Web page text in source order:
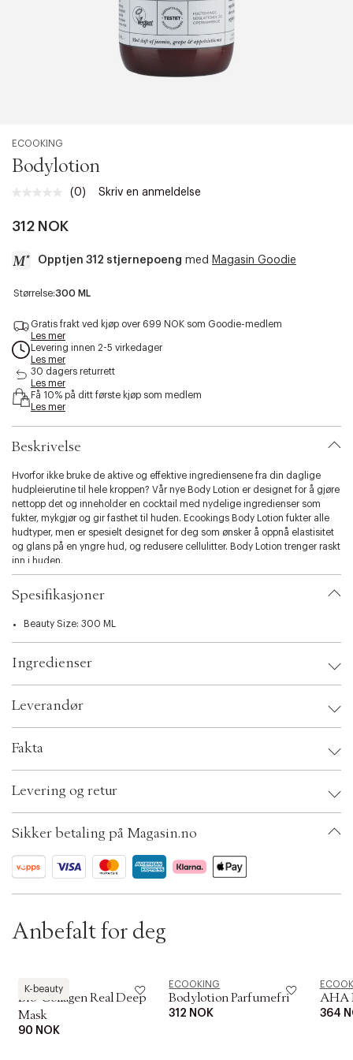
ECOOKING
Bodylotion
Ingen
(0) Skriv en anmeldelse
312 NOK
Opptjen 312 stjernepoeng med Magasin Goodie
a
c
s
b
i
t
.
v
a
r
i
a
t
i
o
.
l
t
n
Størrelse:300 ML
Gratis frakt ved kjøp over 699 NOK som Goodie-medlem
Les mer
Levering innen 2-5 virkedager
Les mer
30 dagers returrett
Les mer
Få 10% på ditt første kjøp som medlem
Les mer
Beskrivelse
Hvorfor ikke bruke de aktive og effektive ingrediensene fra din daglige
hudpleierutine til hele kroppen? Vår nye Body Lotion er designet for å gjøre
nettopp det og inneholder en cocktail med nydelige ingredienser som
fukter, mykgjør og gir fasthet til huden. Ecookings Body Lotion fukter alle
hudtyper, men er spesielt designet for deg som ønsker å oppnå elastisitet
og glans på en yngre hud, og redusere cellulitter. Body Lotion trenger raskt
inn i huden.
Spesifikasjoner
Beauty Size: 300 ML
Ingredienser
Leverandør
Fakta
EAN: 5712350501667
ID: ADWF87-0008
Levering og retur
Sikker betaling på Magasin.no
Anbefalt for deg
K-beauty
Biodance
Bio-Collagen Real Deep
Mask
90 NOK
ECOOKING
Bodylotion Parfumefri
312 NOK
AHA
364